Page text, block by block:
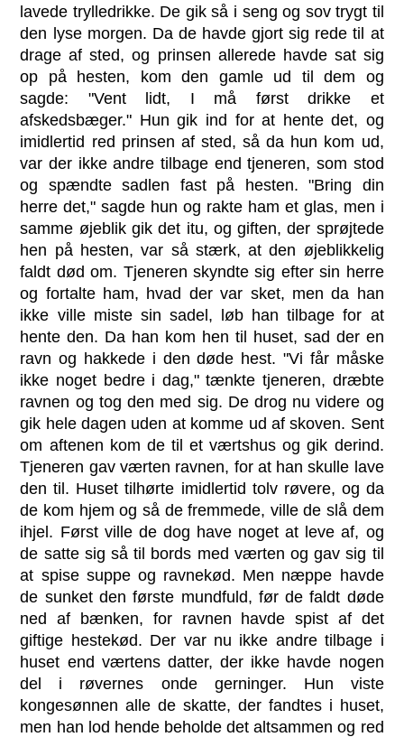
lavede trylledrikke. De gik så i seng og sov trygt til
den lyse morgen. Da de havde gjort sig rede til at
drage af sted, og prinsen allerede havde sat sig
op på hesten, kom den gamle ud til dem og
sagde: "Vent lidt, I må først drikke et
afskedsbæger." Hun gik ind for at hente det, og
imidlertid red prinsen af sted, så da hun kom ud,
var der ikke andre tilbage end tjeneren, som stod
og spændte sadlen fast på hesten. "Bring din
herre det," sagde hun og rakte ham et glas, men i
samme øjeblik gik det itu, og giften, der sprøjtede
hen på hesten, var så stærk, at den øjeblikkelig
faldt død om. Tjeneren skyndte sig efter sin herre
og fortalte ham, hvad der var sket, men da han
ikke ville miste sin sadel, løb han tilbage for at
hente den. Da han kom hen til huset, sad der en
ravn og hakkede i den døde hest. "Vi får måske
ikke noget bedre i dag," tænkte tjeneren, dræbte
ravnen og tog den med sig. De drog nu videre og
gik hele dagen uden at komme ud af skoven. Sent
om aftenen kom de til et værtshus og gik derind.
Tjeneren gav værten ravnen, for at han skulle lave
den til. Huset tilhørte imidlertid tolv røvere, og da
de kom hjem og så de fremmede, ville de slå dem
ihjel. Først ville de dog have noget at leve af, og
de satte sig så til bords med værten og gav sig til
at spise suppe og ravnekød. Men næppe havde
de sunket den første mundfuld, før de faldt døde
ned af bænken, for ravnen havde spist af det
giftige hestekød. Der var nu ikke andre tilbage i
huset end værtens datter, der ikke havde nogen
del i røvernes onde gerninger. Hun viste
kongesønnen alle de skatte, der fandtes i huset,
men han lod hende beholde det altsammen og red